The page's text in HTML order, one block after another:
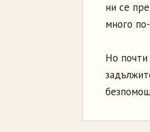
ни се
много
Но почти